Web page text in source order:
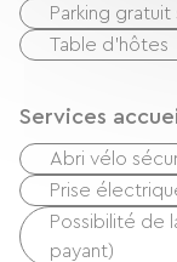
Parking gratuit
Table d'hôtes
Services
Abri vélo
Prise
Possibilité de
payant)